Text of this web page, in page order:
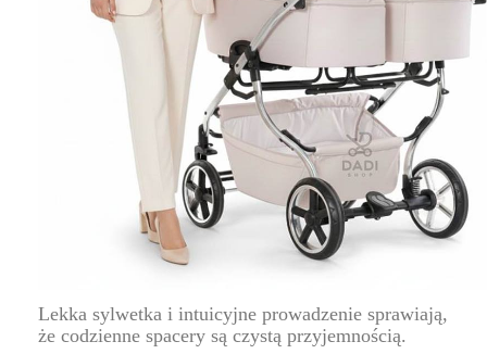
Lekka sylwetka i intuicyjne prowadzenie sprawiają,
że codzienne spacery są czystą przyjemnością.